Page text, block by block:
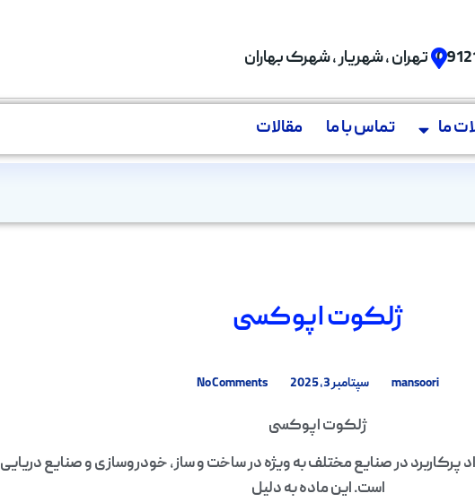
تهران , شهریار , شهرک بهاران
ما تماس با ما مقالات
ژلکوت اپوکسی
mansoori سپتامبر 3, 2025 No Comments
ژلکوت اپوکسی
در صنایع مختلف به ویژه در ساخت و ساز، خودروسازی و صنایع دریایی
است. این ماده به دلیل